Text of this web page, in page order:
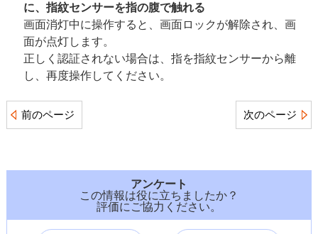
に、指紋センサーを指の腹で触れる
画面消灯中に操作すると、画面ロックが解除され、画
面が点灯します。
正しく認証されない場合は、指を指紋センサーから離
し、再度操作してください。
前のページ 次のページ
アンケート
この情報は役に立ちましたか？
評価にご協力ください。